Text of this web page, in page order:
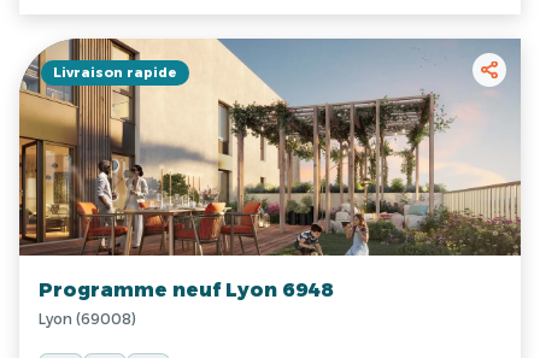
Livraison rapide
Programme neuf Lyon 6948
Lyon (69008)